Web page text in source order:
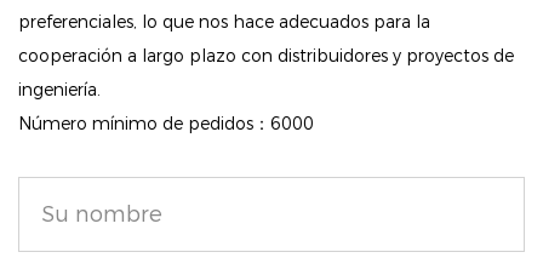
naturalmente suave y flexible.
Deleite sus labios con comodidad y brillo duraderos
con este aceite labial ultrahidratante diseñado para
preferenciales, lo que nos hace adecuados para la
cooperación a largo plazo con distribuidores y proyectos de
ingeniería.
Número mínimo de pedidos：6000